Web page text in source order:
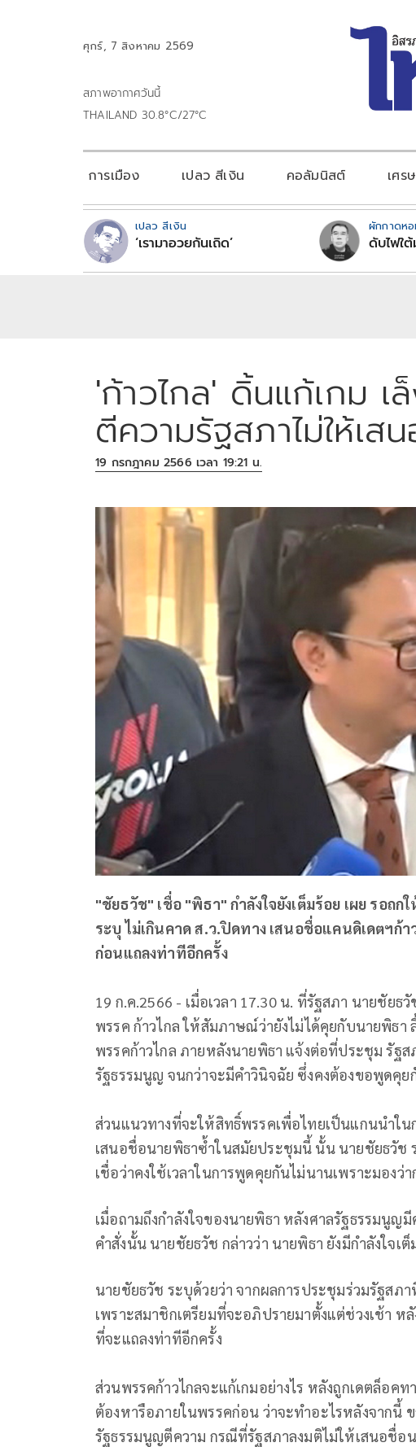
ศุกร์, 7 สิงหาคม 2569
สภาพอากาศวันนี้
THAILAND 30.8°C/27°C
การเมือง เปลว สีเงิน คอลัมนิสต์ เศร
เปลว สีเงิน
‘เรามาอวยกันเถิด’
ผักกาดห
ดับไฟใ
'ก้าวไกล' ดิ้นแก้เกม เ
ตีความรัฐสภาไม่ให้เส
19 กรกฎาคม 2566 เวลา 19:21 น.
"ชัยธวัช" เชื่อ "พิธา" กำลังใจยังเต็มร้อย เผย รอถ
ระบุ ไม่เกินคาด ส.ว.ปิดทาง เสนอชื่อแคนดิเดตฯก้
ก่อนแถลงท่าทีอีกครั้ง
19 ก.ค.2566 - เมื่อเวลา 17.30 น. ที่รัฐสภา นายชัยธ
พรรค ก้าวไกล ให้สัมภาษณ์ว่ายังไม่ได้คุยกับนายพิธ
พรรคก้าวไกล ภายหลังนายพิธา แจ้งต่อที่ประชุม รัฐ
รัฐธรรมนูญ จนกว่าจะมีคำวินิจฉัย ซึ่งคงต้องขอพูดคุ
ส่วนแนวทางที่จะให้สิทธิ์พรรคเพื่อไทยเป็นแกนนำใ
เสนอชื่อนายพิธาซ้ำในสมัยประชุมนี้ นั้น นายชัยธวัช
เชื่อว่าคงใช้เวลาในการพูดคุยกันไม่นานเพราะมองว่
เมื่อถามถึงกำลังใจของนายพิธา หลังศาลรัฐธรรมนู
คำสั่งนั้น นายชัยธวัช กล่าวว่า นายพิธา ยังมีกำลังใจเต็
นายชัยธวัช ระบุด้วยว่า จากผลการประชุมร่วมรัฐสภ
เพราะสมาชิกเตรียมที่จะอภิปรายมาตั้งแต่ช่วงเช้า
ที่จะแถลงท่าทีอีกครั้ง
ส่วนพรรคก้าวไกลจะแก้เกมอย่างไร หลังถูกเดตล็อค
ต้องหารือภายในพรรคก่อน ว่าจะทำอะไรหลังจากนี้
รัฐธรรมนูญตีความ กรณีที่รัฐสภาลงมติไม่ให้เสนอชื่อ